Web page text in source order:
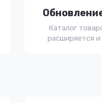
Каталог
расширяется и